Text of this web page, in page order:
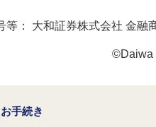
等： 大和証券株式会社 金融
©Daiwa
お手続き